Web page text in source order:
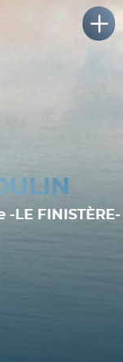
LE FINISTÈRE-